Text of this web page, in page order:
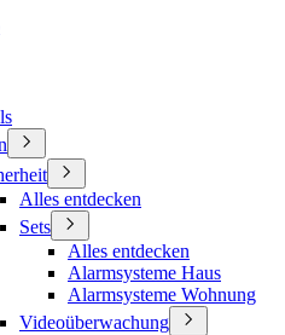
Alles entdecken
Sets
Alles entdecken
Alarmsysteme Haus
Alarmsysteme Wohnung
Videoüberwachung